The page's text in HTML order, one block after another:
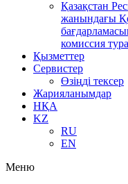
Қазақстан
жанындағы
комиссия
Қызметтер
Сервистер
Өзіңді тексер
Жарияланымдар
НҚА
KZ
RU
EN
Меню